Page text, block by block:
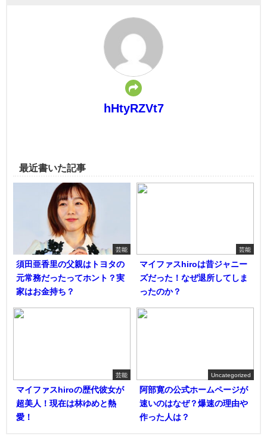
hHtyRZVt7
最近書いた記事
芸能
須田亜香里の父親はトヨタの
元常務だったってホント？実
家はお金持ち？
芸能
マイファスhiroは昔ジャニー
ズだった！なぜ退所してしま
ったのか？
芸能
マイファスhiroの歴代彼女が
超美人！現在は林ゆめと熱
愛！
Uncategorized
阿部寛の公式ホームページが
速いのはなぜ？爆速の理由や
作った人は？